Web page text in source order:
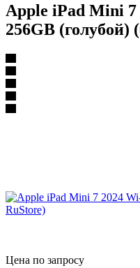
Apple iPad Mini
256GB (голубой)
Цена по запросу